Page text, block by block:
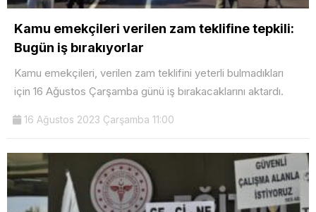
Kamu emekçileri verilen zam teklifine tepkili:
Bugün iş bırakıyorlar
Kamu emekçileri, verilen zam teklifini yeterli bulmadıkları
için 16 Ağustos Çarşamba günü iş bırakacaklarını aktardı.
16 Ağustos 2023 Çarşamba 11:00